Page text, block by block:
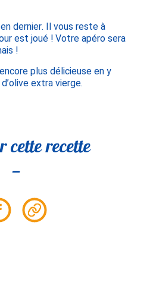
dernier. Il vous reste à
est joué ! Votre apéro sera
!
plus délicieuse en y
extra vierge.
cette recette
Partager
le